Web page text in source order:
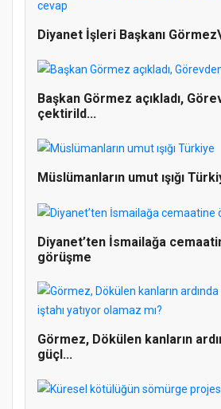
Doğanyol'da Temel Dini
Gerçekleştirildi
Diyanet İşleri Başkanı
Başkan Görmez açıkladı,
çektirild...
Müslümanların umut ışığı
Diyanet’ten İsmailağa
görüşme
Görmez, Dökülen kanların
güçl...